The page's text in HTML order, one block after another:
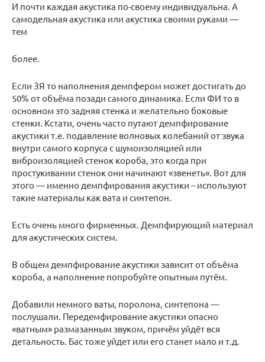
И почти каждая акустика по-своему индивидуальна. А
самодельная акустика или акустика своими руками —
тем
более.
Если ЗЯ то наполнения демпфером может достигать до
50% от объёма позади самого динамика. Если ФИ то в
основном это задняя стенка и желательно боковые
стенки. Кстати, очень часто путают демпфирование
акустики т.е. подавление волновых колебаний от звука
внутри самого корпуса с шумоизоляцией или
виброизоляцией стенок короба, это когда при
простукивании стенок они начинают «звенеть». Вот для
этого — именно демпфирования акустики – используют
такие материалы как вата и синтепон.
Есть очень много фирменных. Демпфирующий материал
для акустических систем.
В общем демпфирование акустики зависит от объёма
короба, а наполнение попробуйте опытным путём.
Добавили немного ваты, поролона, синтепона —
послушали. Передемфирование акустики опасно
«ватным» размазанным звуком, причём уйдёт вся
детальность. Бас тоже уйдет или его станет мало и т.д.